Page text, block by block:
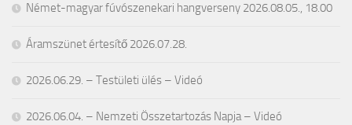
Német-magyar fúvószenekari hangverseny 2026.08.05., 18.00
Áramszünet értesítő 2026.07.28.
2026.06.29. – Testületi ülés – Videó
2026.06.04. – Nemzeti Összetartozás Napja – Videó